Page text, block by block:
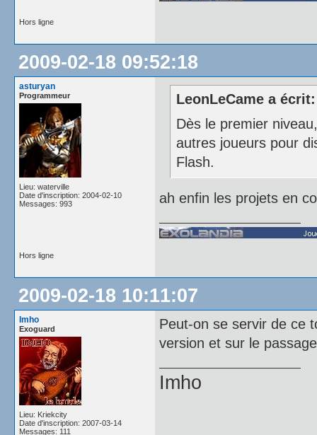
Hors ligne
2009-02-18 09:52:18
asturyan
Programmeur
Lieu: waterville
Date d'inscription: 2004-02-10
Messages: 993
LeonLeCame a écrit:
Dès le premier
autres joueurs pour
Flash.
ah enfin les projets en
Hors ligne
2009-02-18 10:11:07
Imho
Exoguard
Lieu: Kriekcity
Date d'inscription: 2007-03-14
Messages: 111
Peut-on se servir de ce
version et sur le
Imho